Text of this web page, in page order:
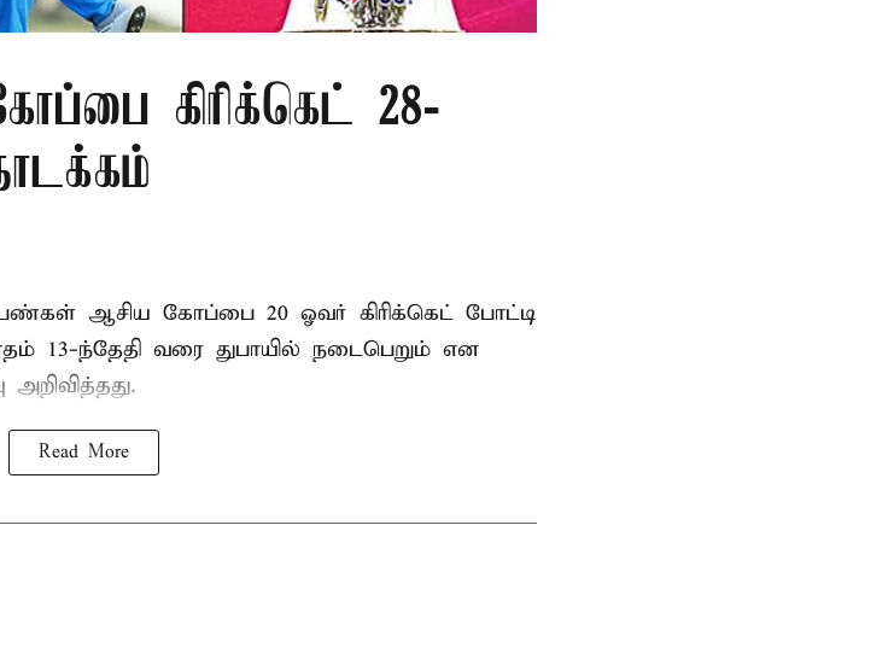
கிரிக்கெட் 28-
ஆசிய கோப்பை 20 ஓவர் கிரிக்கெட் போட்டி
13-ந்தேதி வரை துபாயில் நடைபெறும் என
அறிவித்தது.
Read More